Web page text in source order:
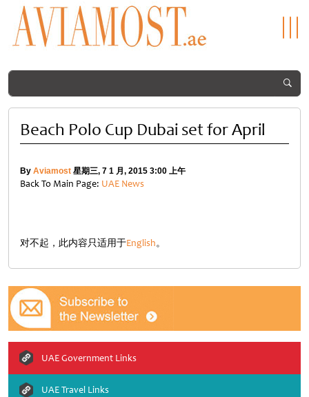
Beach Polo Cup Dubai set for April
By Aviamost 星期三, 7 1 月, 2015 3:00 上午
Back To Main Page: UAE News
对不起，此内容只适用于English。
UAE Government Links
UAE Travel Links